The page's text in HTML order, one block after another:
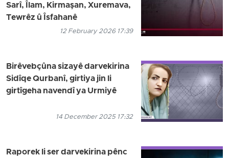
Sarî, Îlam, Kirmaşan, Xuremava,
Tewrêz û Îsfahanê
12 February 2026 17:39
Birêvebçûna sizayê darvekirina
Sidîqe Qurbanî, girtiya jin li
girtîgeha navendî ya Urmiyê
14 December 2025 17:32
Raporek li ser darvekirina pênc